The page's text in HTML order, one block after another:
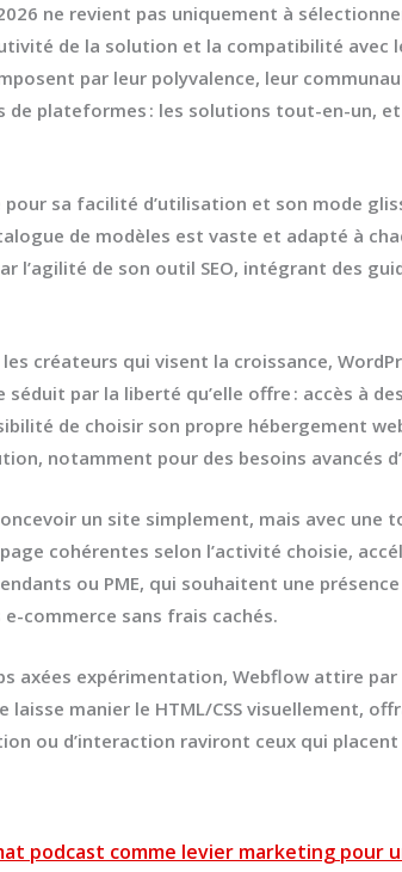
ne revient pas uniquement à
de la solution et la compatibilité avec
par leur polyvalence, leur
plateformes : les solutions tout-en-un,
pour sa facilité d’utilisation et son mode
de modèles est vaste et adapté à
l’agilité de son outil SEO, intégrant des
créateurs qui visent la croissance,
par la liberté qu’elle offre : accès à
de choisir son propre hébergement
notamment pour des besoins avancés
un site simplement, mais avec une
cohérentes selon l’activité choisie,
ou PME, qui souhaitent une
commerce sans frais cachés.
axées expérimentation,Webflow attire par
manier le HTML/CSS visuellement,
ou d’interaction raviront ceux qui
podcast comme levier marketing pour